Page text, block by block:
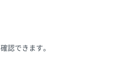
認できます。